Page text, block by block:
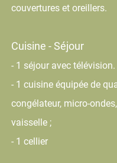
couvertures et oreillers.
Cuisine - Séjour
- 1 séjour avec télévision.
- 1 cuisine équipée de
congélateur, micro-
vaisselle ;
- 1 cellier